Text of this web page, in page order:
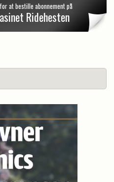
at bestille abonnement på
Ridehesten